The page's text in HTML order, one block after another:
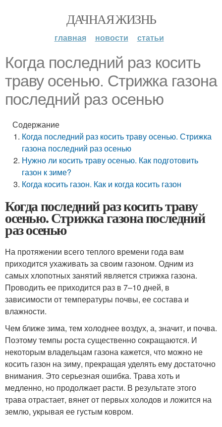
ДАЧНАЯ ЖИЗНЬ
главная новости статьи
Когда последний раз косить
траву осенью. Стрижка газона
последний раз осенью
Содержание
Когда последний раз косить траву осенью. Стрижка
газона последний раз осенью
Нужно ли косить траву осенью. Как подготовить
газон к зиме?
Когда косить газон. Как и когда косить газон
Когда последний раз косить траву
осенью. Стрижка газона последний
раз осенью
На протяжении всего теплого времени года вам
приходится ухаживать за своим газоном. Одним из
самых хлопотных занятий является стрижка газона.
Проводить ее приходится раз в 7–10 дней, в
зависимости от температуры почвы, ее состава и
влажности.
Чем ближе зима, тем холоднее воздух, а, значит, и почва.
Поэтому темпы роста существенно сокращаются. И
некоторым владельцам газона кажется, что можно не
косить газон на зиму, прекращая уделять ему достаточно
внимания. Это серьезная ошибка. Трава хоть и
медленно, но продолжает расти. В результате этого
трава отрастает, вянет от первых холодов и ложится на
землю, укрывая ее густым ковром.